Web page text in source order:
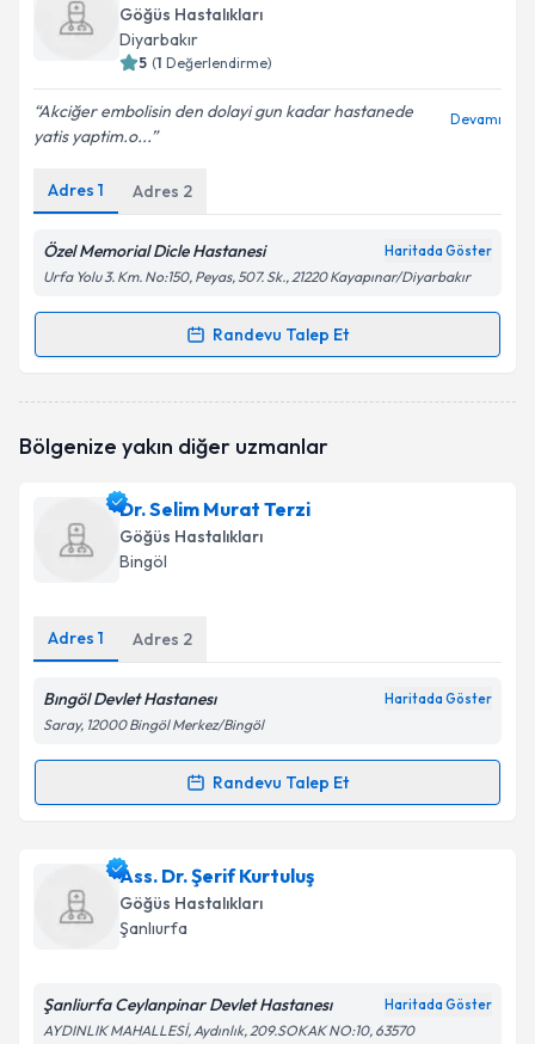
talebi oluşturun. Size bu uzmandan randevu almanız
için bir takvim hazırlandığında e-posta ile
bilgilendireceğiz.
E-posta Adresiniz
Kişisel verilerimin işlenmesine ilişkinAydınlatma
Metni'ni okudum ve kişisel verilerimin belirtilen
kapsamda işlenmesini kabul ediyorum.
Takvim Talebini Gönder
Göğüs Hastalıkları
Diyarbakır
5 (1 Değerlendirme)
Akciğer embolisin den dolayi gun kadar hastanede
yatis yaptim.o...
Devamı
Adres 1 Adres 2
Özel Memorial Dicle Hastanesi Haritada Göster
Urfa Yolu 3. Km. No:150, Peyas, 507. Sk., 21220 Kayapınar/Diyarbakır
Randevu Talep Et
Randevu Takvimi Talebi
Size bu uzmandan randevu almanız için bir takvim
E-posta Adresiniz
Kişisel verilerimin işlenmesine ilişkin
Metni'ni okudum ve kişisel verilerimin belirtilen
Takvim Talebini Gönder
Bölgenize yakın diğer uzmanlar
Dr. Selim Murat Terzi
Göğüs Hastalıkları
Bingöl
Adres 1 Adres 2
Bıngöl Devlet Hastanesı Haritada Göster
Saray, 12000 Bingöl Merkez/Bingöl
Randevu Talep Et
Randevu Takvimi Talebi
Dr. Selim Murat Terziiçin randevu takvimi talebi
oluşturun. Size bu uzmandan randevu almanız için bir
takvim hazırlandığında e-posta ile bilgilendireceğiz.
Ass. Dr. Şerif Kurtuluş
Göğüs Hastalıkları
Şanlıurfa
Şanliurfa Ceylanpinar Devlet Hastanesı Haritada Göster
AYDINLIK MAHALLESİ, Aydınlık, 209.SOKAK NO:10, 63570